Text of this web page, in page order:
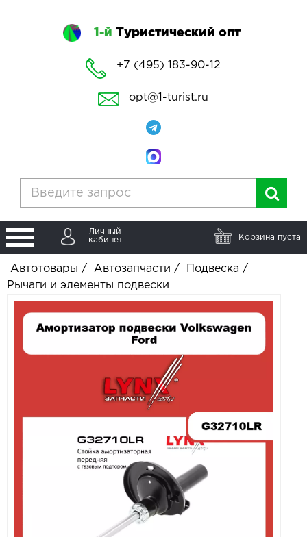
1-й Туристический опт
+7 (495) 183-90-12
opt@1-turist.ru
Личный
кабинет
Корзина пуста
Автотовары / Автозапчасти / Подвеска /
Рычаги и элементы подвески